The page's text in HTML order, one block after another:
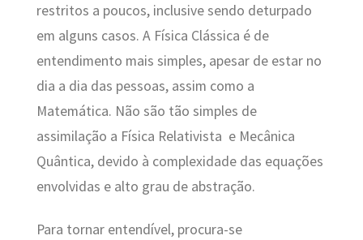
restritos a poucos, inclusive sendo deturpado
em alguns casos. A Física Clássica é de
entendimento mais simples, apesar de estar no
dia a dia das pessoas, assim como a
Matemática. Não são tão simples de
assimilação a Física Relativista e Mecânica
Quântica, devido à complexidade das equações
envolvidas e alto grau de abstração.
Para tornar entendível, procura-se